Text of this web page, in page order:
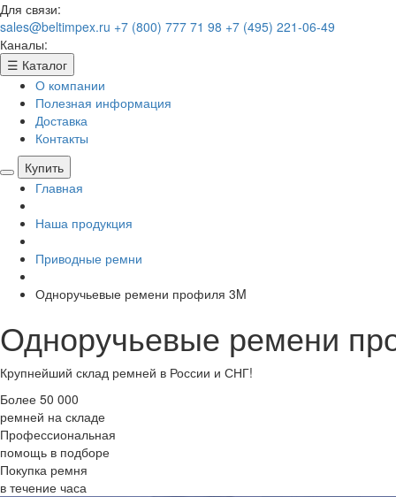
Для связи:
sales@beltimpex.ru +7 (800) 777 71 98 +7 (495) 221-06-49
Каналы:
☰ Каталог
О компании
Полезная информация
Доставка
Контакты
Купить
Главная
Наша продукция
Приводные ремни
Одноручьевые ремени профиля 3M
Одноручьевые ремени
Крупнейший склад ремней в России и СНГ!
Более 50 000
ремней на складе
Профессиональная
помощь в подборе
Покупка ремня
в течение часа